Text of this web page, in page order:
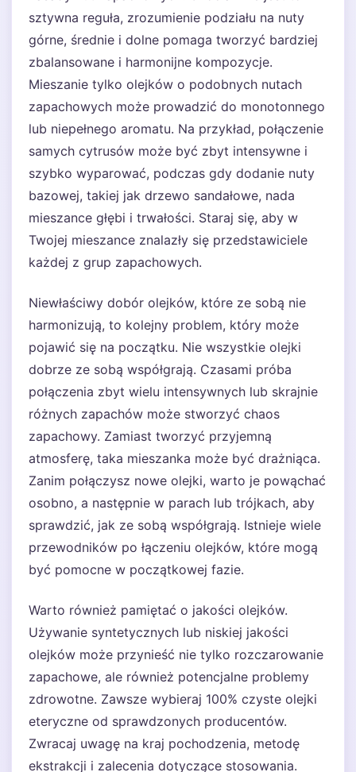
sztywna reguła, zrozumienie podziału na nuty
górne, średnie i dolne pomaga tworzyć bardziej
zbalansowane i harmonijne kompozycje.
Mieszanie tylko olejków o podobnych nutach
zapachowych może prowadzić do monotonnego
lub niepełnego aromatu. Na przykład, połączenie
samych cytrusów może być zbyt intensywne i
szybko wyparować, podczas gdy dodanie nuty
bazowej, takiej jak drzewo sandałowe, nada
mieszance głębi i trwałości. Staraj się, aby w
Twojej mieszance znalazły się przedstawiciele
każdej z grup zapachowych.
Niewłaściwy dobór olejków, które ze sobą nie
harmonizują, to kolejny problem, który może
pojawić się na początku. Nie wszystkie olejki
dobrze ze sobą współgrają. Czasami próba
połączenia zbyt wielu intensywnych lub skrajnie
różnych zapachów może stworzyć chaos
zapachowy. Zamiast tworzyć przyjemną
atmosferę, taka mieszanka może być drażniąca.
Zanim połączysz nowe olejki, warto je powąchać
osobno, a następnie w parach lub trójkach, aby
sprawdzić, jak ze sobą współgrają. Istnieje wiele
przewodników po łączeniu olejków, które mogą
być pomocne w początkowej fazie.
Warto również pamiętać o jakości olejków.
Używanie syntetycznych lub niskiej jakości
olejków może przynieść nie tylko rozczarowanie
zapachowe, ale również potencjalne problemy
zdrowotne. Zawsze wybieraj 100% czyste olejki
eteryczne od sprawdzonych producentów.
Zwracaj uwagę na kraj pochodzenia, metodę
ekstrakcji i zalecenia dotyczące stosowania.